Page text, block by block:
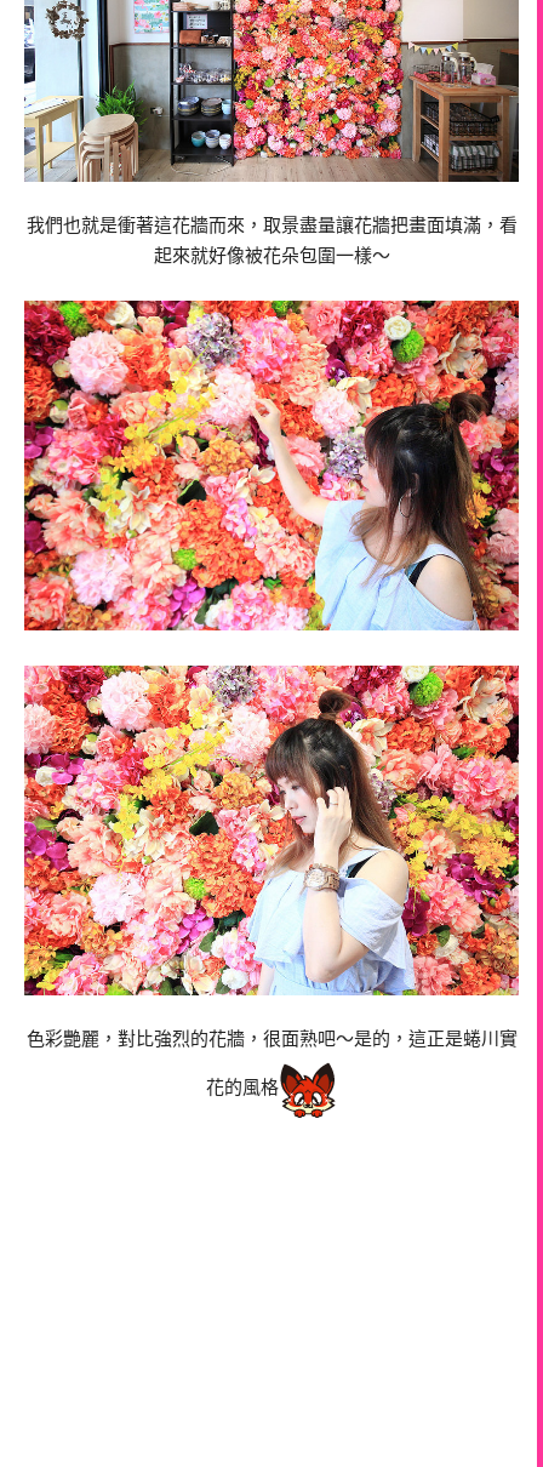
我們也就是衝著這花牆而來，取景盡量讓花牆把畫面填滿，看
起來就好像被花朵包圍一樣～
色彩艷麗，對比強烈的花牆，很面熟吧～是的，這正是蜷川實
花的風格